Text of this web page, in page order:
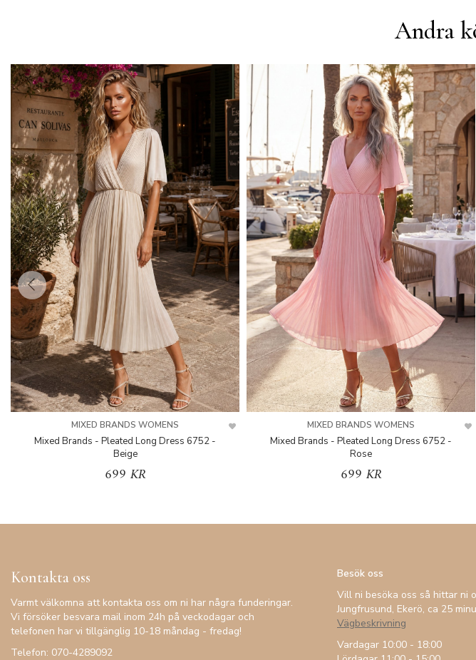
Andra
MIXED BRANDS WOMENS
Mixed Brands - Pleated Long Dress 6752 -
Beige
699 KR
MIXED BRANDS WOMENS
Mixed Brands - Pleated Long Dress 6752 -
Rose
699 KR
Kontakta oss
Varmt välkomna att kontakta oss om ni har några funderingar.
Vi försöker besvara mail inom 24h på veckodagar och
telefonen har vi tillgänglig 10-18 måndag - fredag!
Telefon: 070-4289092
Besök oss
Vill ni besöka oss så hittar ni
Jungfrusund, Ekerö, ca 25
Vägbeskrivning
Vardagar 10:00 - 18:00